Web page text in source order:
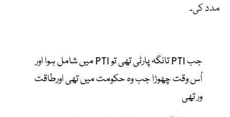
مدد کی۔
جب PTI تانگہ پارٹی تھی تو PTI میں شامل ہوا اور
اُس وقت چھوڑا جب وہ حکومت میں تھی اورطاقت
ور تھی